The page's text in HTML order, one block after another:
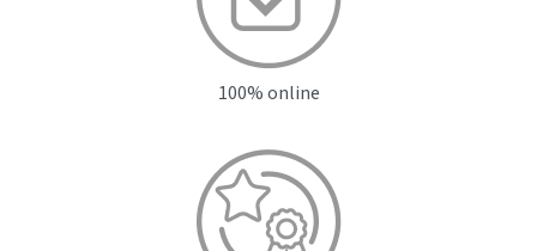
100% online